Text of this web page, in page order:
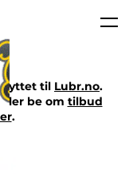
flyttet til Lubr.no.
be om tilbud
.